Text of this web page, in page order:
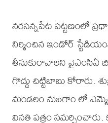
నరసన్నపేట పట్టణంలో
నిర్మించిన ఇండోర్
తీసుకురావాలని వైఎంసిఏ
గొద్దు చిట్టిబాబు కోరారు.
మండలం మబగాం లో
వినతి పత్రం సమర్పించారు.